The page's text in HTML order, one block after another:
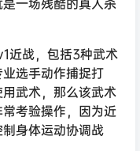
近战，包括3种武术
选手动作捕捉打
武术，那么该武术
考验操作，因为近
身体运动协调战